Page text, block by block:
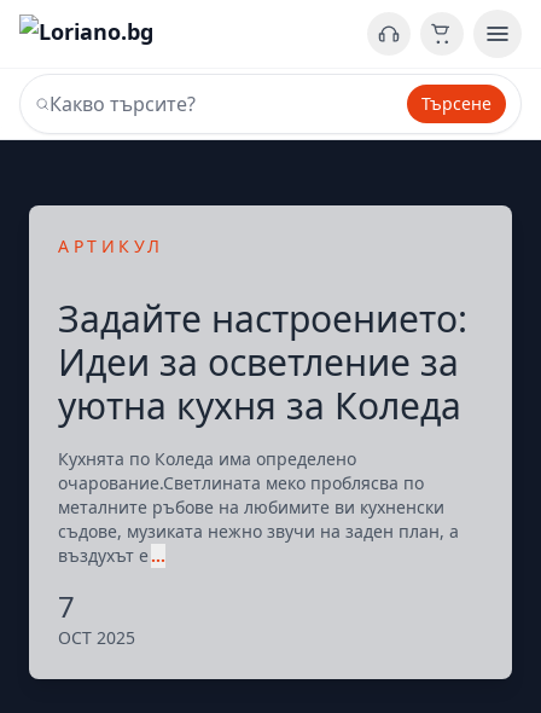
Търсене
АРТИКУЛ
Задайте настроението:
Идеи за осветление за
уютна кухня за Коледа
Кухнята по Коледа има определено
очарование.Светлината меко проблясва по
металните ръбове на любимите ви кухненски
съдове, музиката нежно звучи на заден план, а
въздухът е…
7
OCT 2025